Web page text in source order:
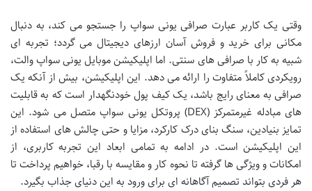
وقتی یک کاربر عبارت صرافی یونی سواپ را جستجو می کند، به دنبال
مکانی برای خرید و فروش آسان ارزهای دیجیتال می گردد؛ تجربه ای
شبیه به کار با صرافی های سنتی. اما اپلیکیشن موبایل یونی سواپ والت،
رویکردی کاملاً متفاوت را ارائه می دهد. این اپلیکیشن، بیش از آنکه یک
صرافی به معنای رایج باشد، یک کیف پول خودنگهدار است که به قابلیت
های مبادله غیرمتمرکز (DEX) پروتکل یونی سواپ متصل می شود. این
تمایز بنیادین، سنگ بنای درک کارکرد، مزایا و حتی چالش های استفاده از
این اپلیکیشن است. در ادامه به تمامی ابعاد این تجربه کاربری، از
امکانات و ویژگی ها گرفته تا نحوه کار و مقایسه با رقبا، خواهیم پرداخت تا
هر فردی بتواند تصمیم آگاهانه ای برای ورود به این دنیای جذاب بگیرد.